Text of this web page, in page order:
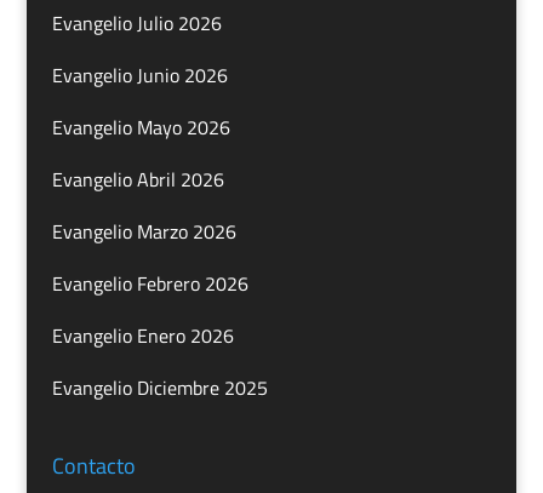
Evangelio Julio 2026
Evangelio Junio 2026
Evangelio Mayo 2026
Evangelio Abril 2026
Evangelio Marzo 2026
Evangelio Febrero 2026
Evangelio Enero 2026
Evangelio Diciembre 2025
Contacto